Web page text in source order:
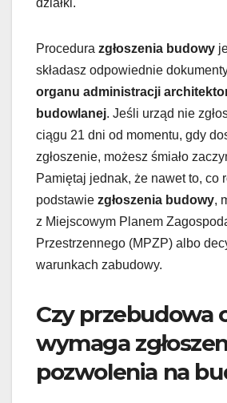
działki.
Procedura zgłoszenia budowy
składasz odpowiednie
organu administracji
budowlanej. Jeśli urząd nie
ciągu 21 dni od momentu, gdy
zgłoszenie, możesz śmiało
Pamiętaj jednak, że nawet to, co
podstawie zgłoszenia budowy,
z Miejscowym Planem
Przestrzennego (MPZP) albo
warunkach zabudowy.
Czy przebudowa
wymaga
pozwolenia na